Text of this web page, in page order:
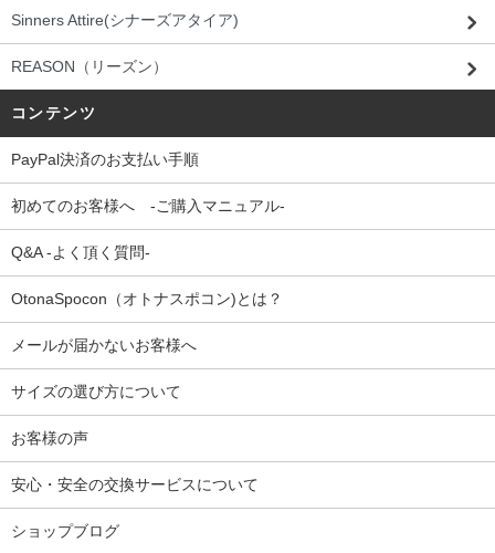
Sinners Attire(シナーズアタイア)
REASON（リーズン）
コンテンツ
PayPal決済のお支払い手順
初めてのお客様へ -ご購入マニュアル-
Q&A -よく頂く質問-
OtonaSpocon（オトナスポコン)とは？
メールが届かないお客様へ
サイズの選び方について
お客様の声
安心・安全の交換サービスについて
ショップブログ